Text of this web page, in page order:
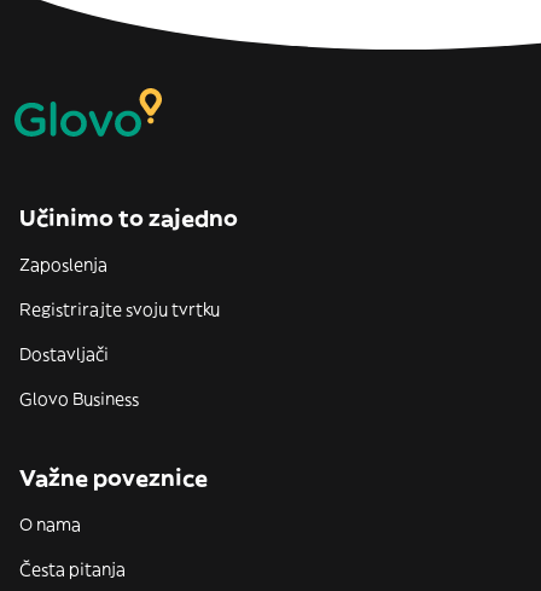
Učinimo to zajedno
Zaposlenja
Registrirajte svoju tvrtku
Dostavljači
Glovo Business
Važne poveznice
O nama
Česta pitanja